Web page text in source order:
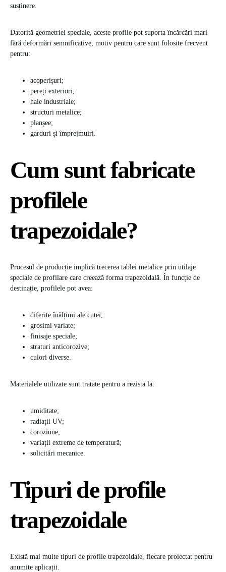
susținere.
Datorită geometriei speciale, aceste profile pot suporta încărcări mari
fără deformări semnificative, motiv pentru care sunt folosite frecvent
pentru:
acoperișuri;
pereți exteriori;
hale industriale;
structuri metalice;
planșee;
garduri și împrejmuiri.
Cum sunt fabricate
profilele
trapezoidale?
Procesul de producție implică trecerea tablei metalice prin utilaje
speciale de profilare care creează forma trapezoidală. În funcție de
destinație, profilele pot avea:
diferite înălțimi ale cutei;
grosimi variate;
finisaje speciale;
straturi anticorozive;
culori diverse.
Materialele utilizate sunt tratate pentru a rezista la:
umiditate;
radiații UV;
coroziune;
variații extreme de temperatură;
solicitări mecanice.
Tipuri de profile
trapezoidale
Există mai multe tipuri de profile trapezoidale, fiecare proiectat pentru
anumite aplicații.